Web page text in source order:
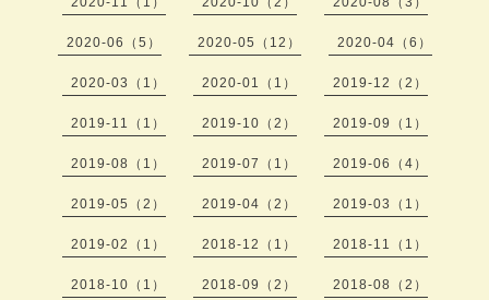
2020-06（5） 2020-05（12） 2020-04（6）
2020-03（1） 2020-01（1） 2019-12（2）
2019-11（1） 2019-10（2） 2019-09（1）
2019-08（1） 2019-07（1） 2019-06（4）
2019-05（2） 2019-04（2） 2019-03（1）
2019-02（1） 2018-12（1） 2018-11（1）
2018-10（1） 2018-09（2） 2018-08（2）